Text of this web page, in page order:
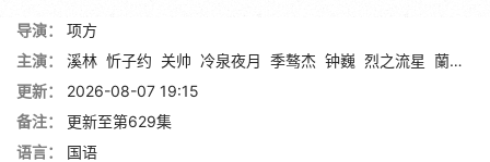
导演：
项方
主演：
溪林 忻子约 关帅 冷泉夜月 季骜杰 钟巍 烈之流星 蘭雨馨
更新：
2026-08-07 19:15
备注：
更新至第629集
语言：
国语